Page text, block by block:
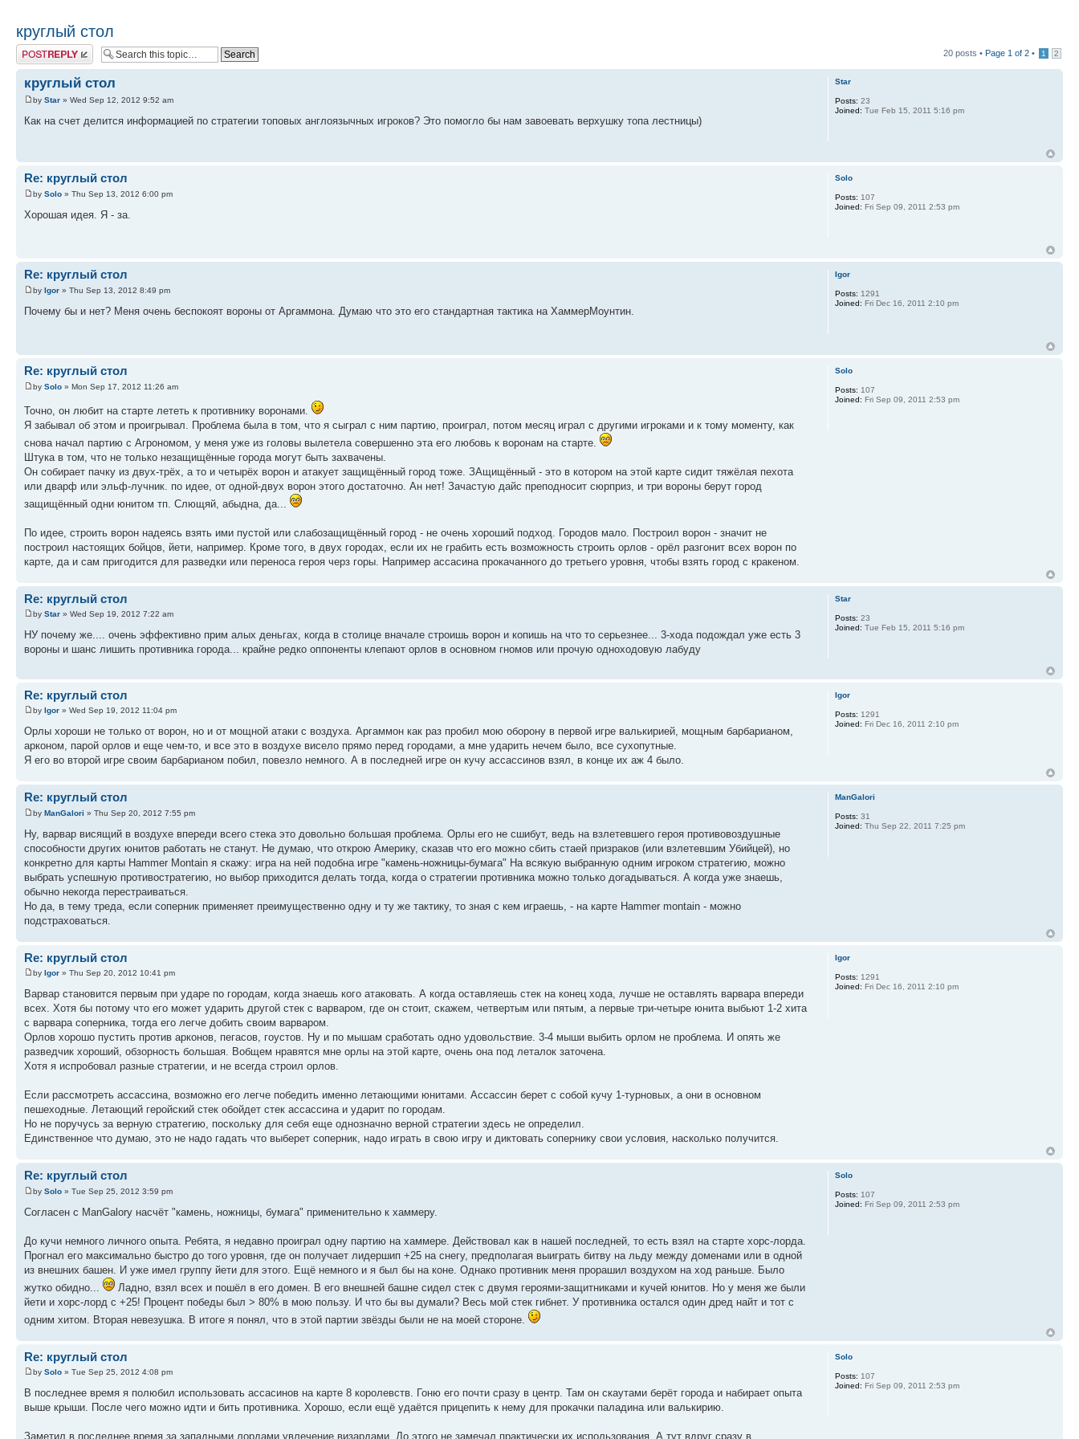
круглый стол
Post a reply 20 posts • Page 1 of 2 • 1 2
круглый стол
by Star » Wed Sep 12, 2012 9:52 am
Как на счет делится информацией по стратегии топовых англоязычных игроков? Это помогло бы нам завоевать верхушку топа лестницы)
Star
Posts: 23
Joined: Tue Feb 15, 2011 5:16 pm
Re: круглый стол
by Solo » Thu Sep 13, 2012 6:00 pm
Хорошая идея. Я - за.
Solo
Posts: 107
Joined: Fri Sep 09, 2011 2:53 pm
Re: круглый стол
by Igor » Thu Sep 13, 2012 8:49 pm
Почему бы и нет? Меня очень беспокоят вороны от Аргаммона. Думаю что это его стандартная тактика на ХаммерМоунтин.
Igor
Posts: 1291
Joined: Fri Dec 16, 2011 2:10 pm
Re: круглый стол
by Solo » Mon Sep 17, 2012 11:26 am
Точно, он любит на старте лететь к противнику воронами.
Я забывал об этом и проигрывал. Проблема была в том, что я сыграл с ним партию, проиграл, потом месяц играл с другими игроками и к тому моменту, как
снова начал партию с Агрономом, у меня уже из головы вылетела совершенно эта его любовь к воронам на старте.
Штука в том, что не только незащищённые города могут быть захвачены.
Он собирает пачку из двух-трёх, а то и четырёх ворон и атакует защищённый город тоже. ЗАщищённый - это в котором на этой карте сидит тяжёлая пехота
или дварф или эльф-лучник. по идее, от одной-двух ворон этого достаточно. Ан нет! Зачастую дайс преподносит сюрприз, и три вороны берут город
защищённый одни юнитом тп. Слющяй, абыдна, да...
По идее, строить ворон надеясь взять ими пустой или слабозащищённый город - не очень хороший подход. Городов мало. Построил ворон - значит не
построил настоящих бойцов, йети, например. Кроме того, в двух городах, если их не грабить есть возможность строить орлов - орёл разгонит всех ворон по
карте, да и сам пригодится для разведки или переноса героя черз горы. Например ассасина прокачанного до третьего уровня, чтобы взять город с кракеном.
Solo
Posts: 107
Joined: Fri Sep 09, 2011 2:53 pm
Re: круглый стол
by Star » Wed Sep 19, 2012 7:22 am
НУ почему же.... очень эффективно прим алых деньгах, когда в столице вначале строишь ворон и копишь на что то серьезнее... 3-хода подождал уже есть 3
вороны и шанс лишить противника города... крайне редко оппоненты клепают орлов в основном гномов или прочую одноходовую лабуду
Star
Posts: 23
Joined: Tue Feb 15, 2011 5:16 pm
Re: круглый стол
by Igor » Wed Sep 19, 2012 11:04 pm
Орлы хороши не только от ворон, но и от мощной атаки с воздуха. Аргаммон как раз пробил мою оборону в первой игре валькирией, мощным барбарианом,
арконом, парой орлов и еще чем-то, и все это в воздухе висело прямо перед городами, а мне ударить нечем было, все сухопутные.
Я его во второй игре своим барбарианом побил, повезло немного. А в последней игре он кучу ассассинов взял, в конце их аж 4 было.
Igor
Posts: 1291
Joined: Fri Dec 16, 2011 2:10 pm
Re: круглый стол
by ManGalori » Thu Sep 20, 2012 7:55 pm
Ну, варвар висящий в воздухе впереди всего стека это довольно большая проблема. Орлы его не сшибут, ведь на взлетевшего героя противовоздушные
способности других юнитов работать не станут. Не думаю, что открою Америку, сказав что его можно сбить стаей призраков (или взлетевшим Убийцей), но
конкретно для карты Hammer Montain я скажу: игра на ней подобна игре "камень-ножницы-бумага" На всякую выбранную одним игроком стратегию, можно
выбрать успешную противостратегию, но выбор приходится делать тогда, когда о стратегии противника можно только догадываться. А когда уже знаешь,
обычно некогда перестраиваться.
Но да, в тему треда, если соперник применяет преимущественно одну и ту же тактику, то зная с кем играешь, - на карте Hammer montain - можно
подстраховаться.
ManGalori
Posts: 31
Joined: Thu Sep 22, 2011 7:25 pm
Re: круглый стол
by Igor » Thu Sep 20, 2012 10:41 pm
Варвар становится первым при ударе по городам, когда знаешь кого атаковать. А когда оставляешь стек на конец хода, лучше не оставлять варвара впереди
всех. Хотя бы потому что его может ударить другой стек с варваром, где он стоит, скажем, четвертым или пятым, а первые три-четыре юнита выбьют 1-2 хита
с варвара соперника, тогда его легче добить своим варваром.
Орлов хорошо пустить против арконов, пегасов, гоустов. Ну и по мышам сработать одно удовольствие. 3-4 мыши выбить орлом не проблема. И опять же
разведчик хороший, обзорность большая. Вобщем нравятся мне орлы на этой карте, очень она под леталок заточена.
Хотя я испробовал разные стратегии, и не всегда строил орлов.
Если рассмотреть ассассина, возможно его легче победить именно летающими юнитами. Ассассин берет с собой кучу 1-турновых, а они в основном
пешеходные. Летающий геройский стек обойдет стек ассассина и ударит по городам.
Но не поручусь за верную стратегию, поскольку для себя еще однозначно верной стратегии здесь не определил.
Единственное что думаю, это не надо гадать что выберет соперник, надо играть в свою игру и диктовать сопернику свои условия, насколько получится.
Igor
Posts: 1291
Joined: Fri Dec 16, 2011 2:10 pm
Re: круглый стол
by Solo » Tue Sep 25, 2012 3:59 pm
Согласен с ManGalory насчёт "камень, ножницы, бумага" применительно к хаммеру.
До кучи немного личного опыта. Ребята, я недавно проиграл одну партию на хаммере. Действовал как в нашей последней, то есть взял на старте хорс-лорда.
Прогнал его максимально быстро до того уровня, где он получает лидершип +25 на снегу, предполагая выиграть битву на льду между доменами или в одной
из внешних башен. И уже имел группу йети для этого. Ещё немного и я был бы на коне. Однако противник меня прорашил воздухом на ход раньше. Было
жутко обидно...
Ладно, взял всех и пошёл в его домен. В его внешней башне сидел стек с двумя героями-защитниками и кучей юнитов. Но у меня же были
йети и хорс-лорд с +25! Процент победы был > 80% в мою пользу. И что бы вы думали? Весь мой стек гибнет. У противника остался один дред найт и тот с
одним хитом. Вторая невезушка. В итоге я понял, что в этой партии звёзды были не на моей стороне.
Solo
Posts: 107
Joined: Fri Sep 09, 2011 2:53 pm
Re: круглый стол
by Solo » Tue Sep 25, 2012 4:08 pm
В последнее время я полюбил использовать ассасинов на карте 8 королевств. Гоню его почти сразу в центр. Там он скаутами берёт города и набирает опыта
выше крыши. После чего можно идти и бить противника. Хорошо, если ещё удаётся прицепить к нему для прокачки паладина или валькирию.
Заметил в последнее время за западными лордами увлечение визардами. До этого не замечал практически их использования. А тут вдруг сразу в
Solo
Posts: 107
Joined: Fri Sep 09, 2011 2:53 pm